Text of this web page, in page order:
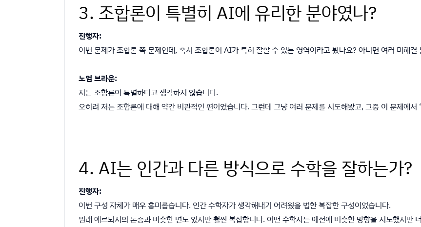
3. 조합론이 특별히 AI에 유리한 분야였나?
진행자:
이번 문제가 조합론 쪽 문제인데, 혹시 조합론이 AI가 특히 잘할 수 있는 영역이라고 봤나요? 아니면 여러 미해
노엄 브라운:
저는 조합론이 특별하다고 생각하지 않습니다.
오히려 저는 조합론에 대해 약간 비관적인 편이었습니다. 그런데 그냥 여러 문제를 시도해봤고, 그중 이 문제에
4. AI는 인간과 다른 방식으로 수학을 잘하는가?
진행자:
이번 구성 자체가 매우 흥미롭습니다. 인간 수학자가 생각해내기 어려웠을 법한 복잡한 구성이었습니다.
원래 에르되시의 논증과 비슷한 면도 있지만 훨씬 복잡합니다. 어떤 수학자는 예전에 비슷한 방향을 시도했지만